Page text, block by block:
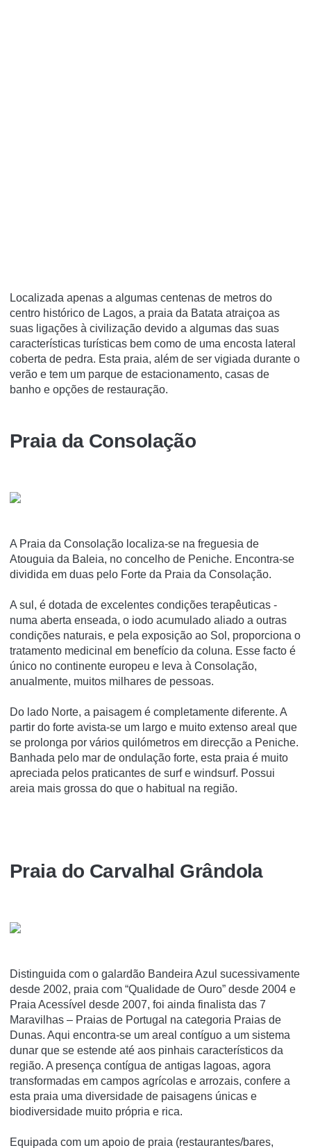
Localizada apenas a algumas centenas de metros do
centro histórico de Lagos, a praia da Batata atraiçoa as
suas ligações à civilização devido a algumas das suas
características turísticas bem como de uma encosta lateral
coberta de pedra. Esta praia, além de ser vigiada durante o
verão e tem um parque de estacionamento, casas de
banho e opções de restauração.
Praia da Consolação
A Praia da Consolação localiza-se na freguesia de
Atouguia da Baleia, no concelho de Peniche. Encontra-se
dividida em duas pelo Forte da Praia da Consolação.
A sul, é dotada de excelentes condições terapêuticas -
numa aberta enseada, o iodo acumulado aliado a outras
condições naturais, e pela exposição ao Sol, proporciona o
tratamento medicinal em benefí­cio da coluna. Esse facto é
único no continente europeu e leva à Consolação,
anualmente, muitos milhares de pessoas.
Do lado Norte, a paisagem é completamente diferente. A
partir do forte avista-se um largo e muito extenso areal que
se prolonga por vários quilómetros em direcção a Peniche.
Banhada pelo mar de ondulação forte, esta praia é muito
apreciada pelos praticantes de surf e windsurf. Possui
areia mais grossa do que o habitual na região.
Praia do Carvalhal Grândola
Distinguida com o galardão Bandeira Azul sucessivamente
desde 2002, praia com “Qualidade de Ouro” desde 2004 e
Praia Acessível desde 2007, foi ainda finalista das 7
Maravilhas – Praias de Portugal na categoria Praias de
Dunas. Aqui encontra-se um areal contíguo a um sistema
dunar que se estende até aos pinhais característicos da
região. A presença contígua de antigas lagoas, agora
transformadas em campos agrícolas e arrozais, confere a
esta praia uma diversidade de paisagens únicas e
biodiversidade muito própria e rica.
Equipada com um apoio de praia (restaurantes/bares,